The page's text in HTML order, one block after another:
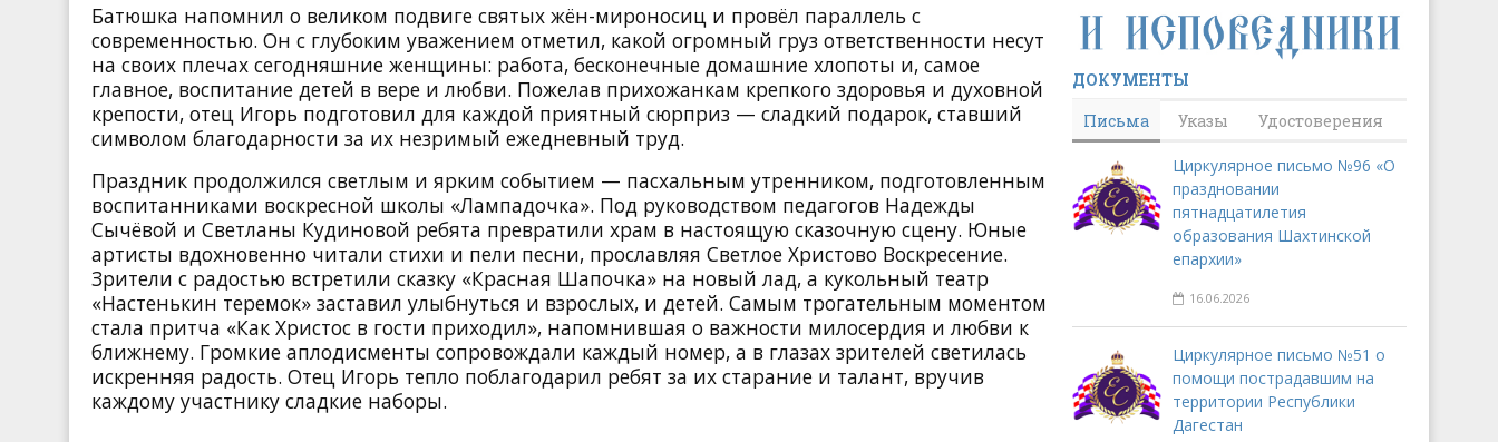
Батюшка напомнил о великом подвиге святых жён-мироносиц и провёл параллель с
современностью. Он с глубоким уважением отметил, какой огромный груз ответственности несут
на своих плечах сегодняшние женщины: работа, бесконечные домашние хлопоты и, самое
главное, воспитание детей в вере и любви. Пожелав прихожанкам крепкого здоровья и духовной
крепости, отец Игорь подготовил для каждой приятный сюрприз — сладкий подарок, ставший
символом благодарности за их незримый ежедневный труд.
Праздник продолжился светлым и ярким событием — пасхальным утренником, подготовленным
воспитанниками воскресной школы «Лампадочка». Под руководством педагогов Надежды
Сычёвой и Светланы Кудиновой ребята превратили храм в настоящую сказочную сцену. Юные
артисты вдохновенно читали стихи и пели песни, прославляя Светлое Христово Воскресение.
Зрители с радостью встретили сказку «Красная Шапочка» на новый лад, а кукольный театр
«Настенькин теремок» заставил улыбнуться и взрослых, и детей. Самым трогательным моментом
стала притча «Как Христос в гости приходил», напомнившая о важности милосердия и любви к
ближнему. Громкие аплодисменты сопровождали каждый номер, а в глазах зрителей светилась
искренняя радость. Отец Игорь тепло поблагодарил ребят за их старание и талант, вручив
каждому участнику сладкие наборы.
ДОКУМЕНТЫ
Письма
Указы Удостоверения
Циркулярное письмо №96 «О
праздновании
пятнадцатилетия
образования Шахтинской
епархии»
16.06.2026
Циркулярное письмо №51 о
помощи пострадавшим на
территории Республики
Дагестан